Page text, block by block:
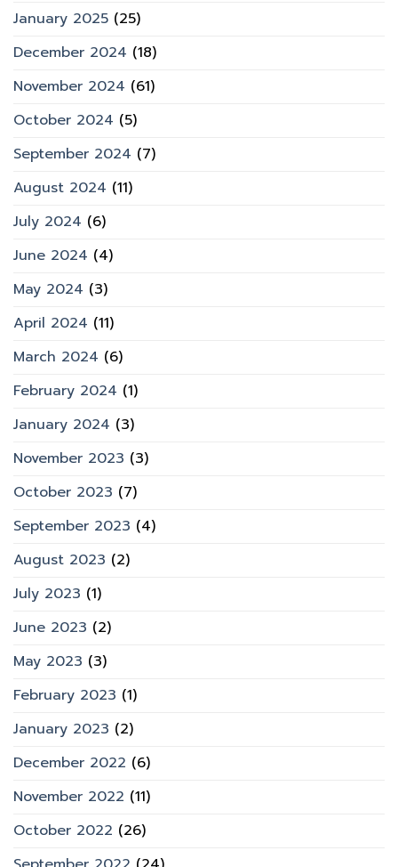
January 2025 (25)
December 2024 (18)
November 2024 (61)
October 2024 (5)
September 2024 (7)
August 2024 (11)
July 2024 (6)
June 2024 (4)
May 2024 (3)
April 2024 (11)
March 2024 (6)
February 2024 (1)
January 2024 (3)
November 2023 (3)
October 2023 (7)
September 2023 (4)
August 2023 (2)
July 2023 (1)
June 2023 (2)
May 2023 (3)
February 2023 (1)
January 2023 (2)
December 2022 (6)
November 2022 (11)
October 2022 (26)